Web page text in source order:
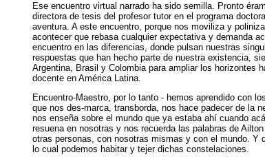
Ese encuentro virtual narrado ha sido semilla. Pronto
directora de tesis del profesor tutor en el programa
aventura. A este encuentro, porque nos moviliza y
acontecer que rebasa cualquier expectativa y demanda
encuentro en las diferencias, donde pulsan nuestras
respuestas que han hecho parte de nuestra existencia,
Argentina, Brasil y Colombia para ampliar los horizontes
docente en América Latina.
Encuentro-Maestro, por lo tanto - hemos aprendido con
que nos des-marca, transborda, nos hace padecer de la
nos enseña sobre el mundo que ya estaba ahí cuando
resuena en nosotras y nos recuerda las palabras de
otras personas, con nosotras mismas y con el mundo.
lo cual podemos habitar y tejer dichas constelaciones.